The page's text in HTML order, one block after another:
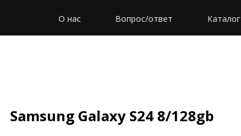
О нас Вопрос/ответ Каталог
Samsung Galaxy S24 8/128gb